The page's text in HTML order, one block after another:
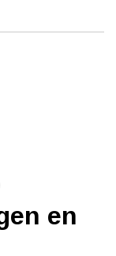
en